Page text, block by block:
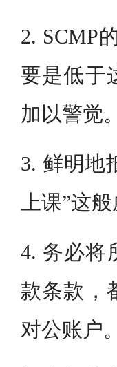
2. SCMP
要是低于
加以警觉。
3. 鲜明地
上课”这
4. 务必将
款条款，
对公账户。